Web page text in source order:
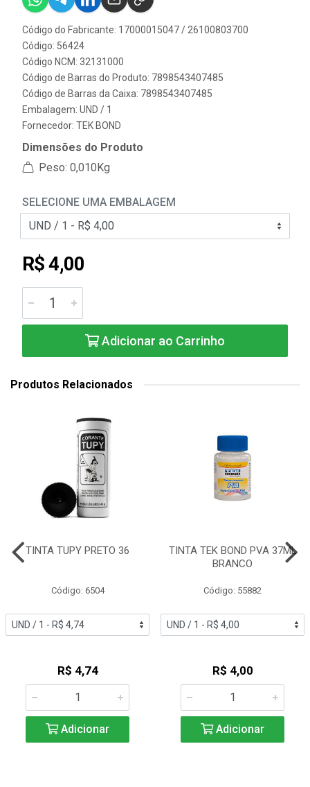
Código do Fabricante: 17000015047 / 26100803700
Código: 56424
Código NCM: 32131000
Código de Barras do Produto: 7898543407485
Código de Barras da Caixa: 7898543407485
Embalagem: UND / 1
Fornecedor: TEK BOND
Dimensões do Produto
Peso: 0,010Kg
SELECIONE UMA EMBALAGEM
R$ 4,00
Adicionar ao Carrinho
Produtos Relacionados
TINTA TUPY PRETO 36
Código: 6504
R$ 4,74
Adicionar
TINTA TEK BOND PVA 37ML
BRANCO
Código: 55882
R$ 4,00
Adicionar